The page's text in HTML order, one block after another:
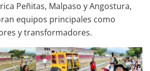
Peñitas, Malpaso y Angostura,
equipos principales como
y transformadores.